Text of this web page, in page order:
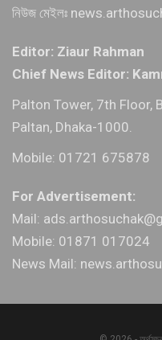
নিউজ মেইলঃ
Editor: Ziaur Rahman
Chief News Editor:
Palton Tower, 7th Floor,
Paltan, Dhaka-1000.
Mobile: 01721 675878
For Advertisement:
Mail:
Mobile: 01871 017024
News Mail: